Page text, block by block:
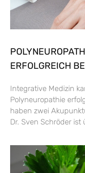
ERFOLGREICH
Integrative Medizin
Polyneuropathie
haben zwei
Dr. Sven Schröder